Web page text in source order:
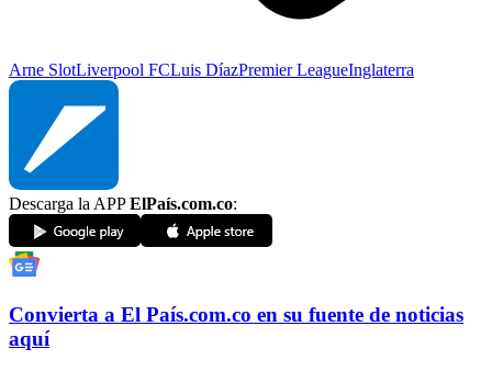
Arne SlotLiverpool FCLuis DíazPremier LeagueInglaterra
Descarga la APPElPaís.com.co:
Convierta a El País.com.co en su fuente de noticias
aquí